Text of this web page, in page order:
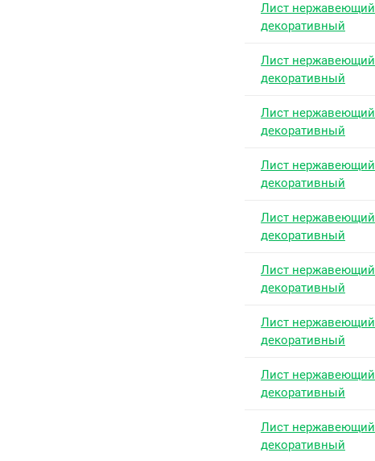
Лист нержавеющий
декоративный
Лист нержавеющий
декоративный
Лист нержавеющий
декоративный
Лист нержавеющий
декоративный
Лист нержавеющий
декоративный
Лист нержавеющий
декоративный
Лист нержавеющий
декоративный
Лист нержавеющий
декоративный
Лист нержавеющий
декоративный